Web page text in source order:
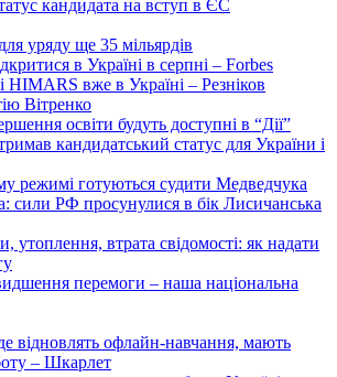
кандидата на вступ в ЄС
уряду ще 35 мільярдів
в Україні в серпні – Forbes
HIMARS вже в Україні – Резніков
Вітренко
освіти будуть доступні в “Дії”
кандидатський статус для України і
режимі готуються судити Медведчука
сили РФ просунулися в бік Лисичанська
утоплення, втрата свідомості: як надати
перемоги – наша національна
відновлять офлайн-навчання, мають
– Шкарлет